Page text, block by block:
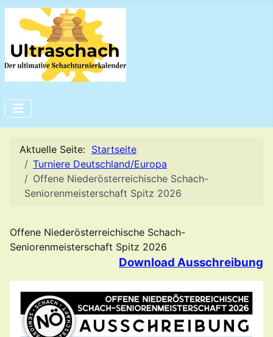
Aktuelle Seite: Startseite
Turniere Deutschland/Europa
Offene Niederösterreichische Schach-
Seniorenmeisterschaft Spitz 2026
Offene Niederösterreichische Schach-
Seniorenmeisterschaft Spitz 2026
Download Ausschreibung